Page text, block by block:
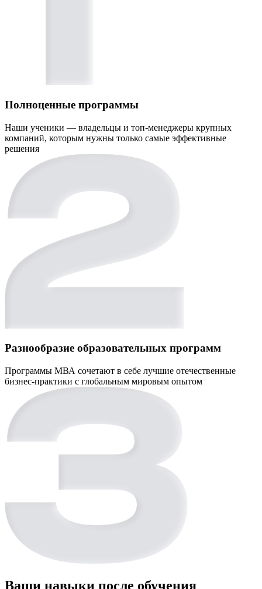
Полноценные программы
Наши ученики — владельцы и топ-менеджеры крупных
компаний, которым нужны только самые эффективные
решения
Разнообразие образовательных программ
Программы МВА сочетают в себе лучшие отечественные
бизнес-практики с глобальным мировым опытом
Ваши навыки после обучения